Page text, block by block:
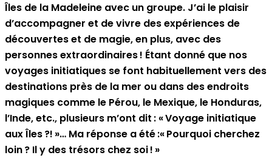
Îles de la Madeleine avec un groupe. J’ai le plaisir
d’accompagner et de vivre des expériences de
découvertes et de magie, en plus, avec des
personnes extraordinaires ! Étant donné que nos
voyages initiatiques se font habituellement vers des
destinations près de la mer ou dans des endroits
magiques comme le Pérou, le Mexique, le Honduras,
l’Inde, etc., plusieurs m’ont dit : « Voyage initiatique
aux Îles ?! »… Ma réponse a été :« Pourquoi cherchez
loin ? Il y des trésors chez soi ! »